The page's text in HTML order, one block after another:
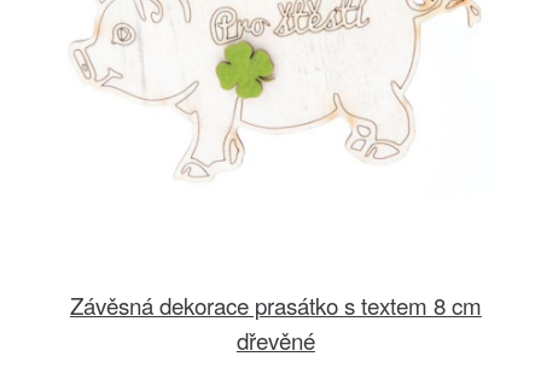
Závěsná dekorace prasátko s textem 8 cm
dřevěné